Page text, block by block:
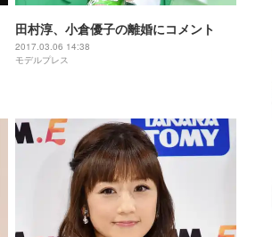
田村淳、小倉優子の離婚にコメント
2017.03.06 14:38
モデルプレス